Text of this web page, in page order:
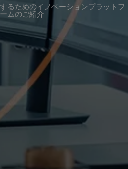
るためのイノベーションプラットフ
ームのご紹介